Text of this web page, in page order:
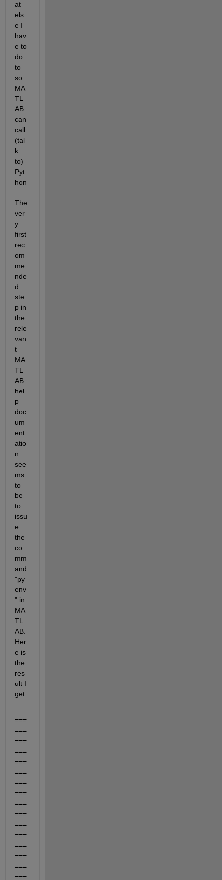
at
els
e I
hav
e to
do
to
so
MA
TL
AB
can
call
(tal
k
to)
Pyt
hon
The
ver
y
first
rec
om
me
nde
d
ste
p in
the
rele
van
t
MA
TL
AB
hel
p
doc
um
ent
atio
n
see
ms
to
be
to
issu
e
the
co
mm
and
"py
env
" in
MA
TL
AB.
Her
e is
the
res
ult I
get:
===
===
===
===
===
===
===
===
===
===
===
===
===
===
===
===